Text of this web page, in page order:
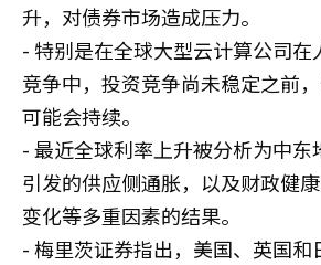
升，对债券市场造成压力。
- 特别是在全球大型云计算公司在
竞争中，投资竞争尚未稳定之前
可能会持续。
- 最近全球利率上升被分析为中东
引发的供应侧通胀，以及财政健
变化等多重因素的结果。
- 梅里茨证券指出，美国、英国和